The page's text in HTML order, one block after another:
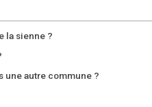
la sienne ?
une autre commune ?